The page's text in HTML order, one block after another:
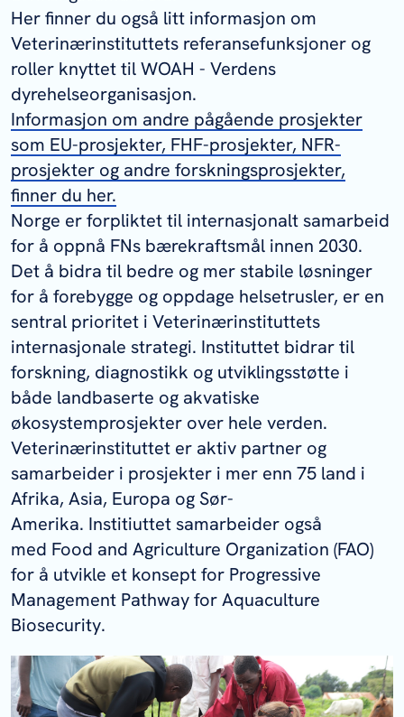
Her finner du også litt informasjon om
Veterinærinstituttets referansefunksjoner og
roller knyttet til WOAH - Verdens
dyrehelseorganisasjon.
Informasjon om andre pågående prosjekter
som EU-prosjekter, FHF-prosjekter, NFR-
prosjekter og andre forskningsprosjekter,
finner du her.
Norge er forpliktet til internasjonalt samarbeid
for å oppnå FNs bærekraftsmål innen 2030.
Det å bidra til bedre og mer stabile løsninger
for å forebygge og oppdage helsetrusler, er en
sentral prioritet i Veterinærinstituttets
internasjonale strategi. Instituttet bidrar til
forskning, diagnostikk og utviklingsstøtte i
både landbaserte og akvatiske
økosystemprosjekter over hele verden.
Veterinærinstituttet er aktiv partner og
samarbeider i prosjekter i mer enn 75 land i
Afrika, Asia, Europa og Sør-
Amerika. Institiuttet samarbeider også
med Food and Agriculture Organization (FAO)
for å utvikle et konsept for Progressive
Management Pathway for Aquaculture
Biosecurity.